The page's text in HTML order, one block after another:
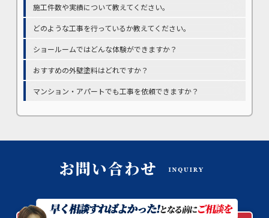
施工件数や実績について教えてください。
どのような工事を行っているか教えてください。
ショールームではどんな体験ができますか？
おすすめの外壁塗料はどれですか？
マンション・アパートでも工事を依頼できますか？